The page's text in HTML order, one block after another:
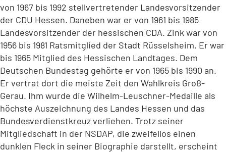
von 1967 bis 1992 stellvertretender Landesvorsitzender
der CDU Hessen. Daneben war er von 1961 bis 1985
Landesvorsitzender der hessischen CDA. Zink war von
1956 bis 1981 Ratsmitglied der Stadt Rüsselsheim. Er war
bis 1965 Mitglied des Hessischen Landtages. Dem
Deutschen Bundestag gehörte er von 1965 bis 1990 an.
Er vertrat dort die meiste Zeit den Wahlkreis Groß-
Gerau. Ihm wurde die Wilhelm-Leuschner-Medaille als
höchste Auszeichnung des Landes Hessen und das
Bundesverdienstkreuz verliehen. Trotz seiner
Mitgliedschaft in der NSDAP, die zweifellos einen
dunklen Fleck in seiner Biographie darstellt, erscheint